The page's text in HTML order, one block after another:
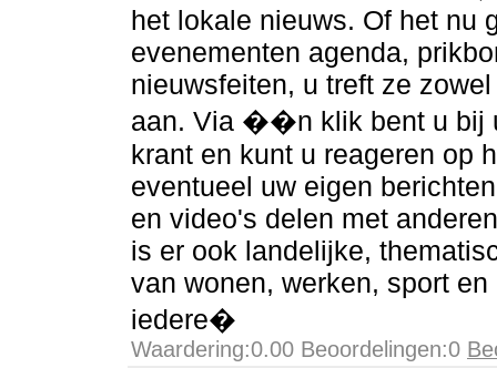
het lokale nieuws. Of het nu
evenementen agenda,
nieuwsfeiten, u treft ze
aan. Via ��n klik bent u bij
krant en kunt u reageren op
eventueel uw eigen
en video's delen met
is er ook landelijke,
van wonen, werken, sport
iedere�
Waardering:0.00 Beoordelingen:0